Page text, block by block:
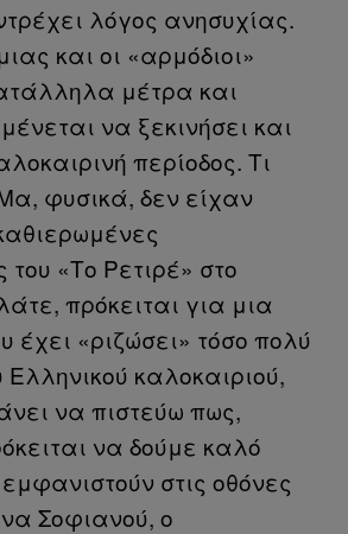
λόγος ανησυχίας.
και οι «αρμόδιοι»
μέτρα και
να ξεκινήσει και
περίοδος. Τι
φυσικά, δεν είχαν
«Το Ρετιρέ» στο
πρόκειται για μια
έχει «ριζώσει» τόσο πολύ
Ελληνικού καλοκαιριού,
να πιστεύω πως,
να δούμε καλό
στις οθόνες
Σοφιανού, ο